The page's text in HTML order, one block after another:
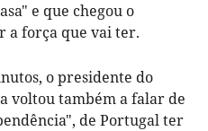
e que chegou o
a força que vai ter.
o presidente do
voltou também a falar de
de Portugal ter